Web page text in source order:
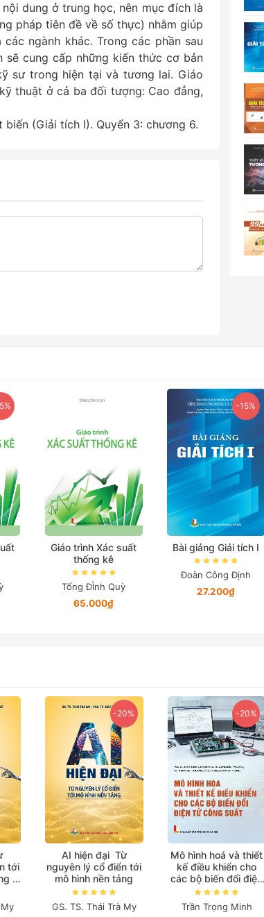
dung ở trung học, nên mục đích là
pháp tiên đề về số thực) nhằm giúp
ngành khác. Trong các phần sau
cung cấp những kiến thức cơ bản
sư trong hiện tại và tương lai. Giáo
thuật ở cả ba đối tượng: Cao đẳng,
(Giải tích I). Quyển 3: chương 6.
Giáo trình Xác suất
thống kê
Tống ĐÌnh Quỳ
65.000₫
-15%
Bài giảng Giải tích I
Đoàn Công Định
27.200₫
tới
-20%
AI hiện đại Từ
nguyên lý cổ điển tới
mô hình nền tảng
GS. TS. Thái Trà My
-20%
Mô hình hoá và thiết
kế điều khiển cho
các bộ biến đổi điện
tử công suất
Trần Trọng Minh